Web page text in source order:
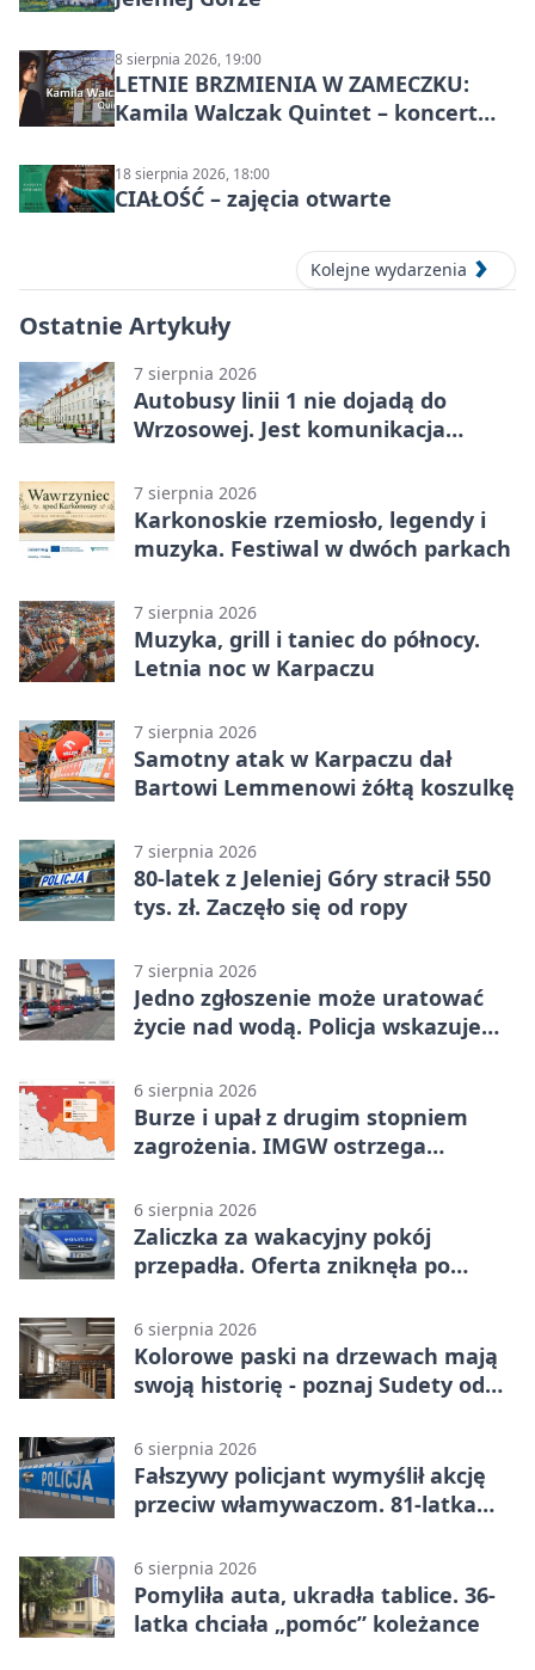
8 sierpnia 2026, 19:00
LETNIE BRZMIENIA W ZAMECZKU:
Kamila Walczak Quintet – koncert
18 sierpnia 2026, 18:00
CIAŁOŚĆ – zajęcia otwarte
Kolejne wydarzenia
Ostatnie Artykuły
7 sierpnia 2026
Autobusy linii 1 nie dojadą do
Wrzosowej. Jest komunikacja
7 sierpnia 2026
Karkonoskie rzemiosło, legendy i
muzyka. Festiwal w dwóch parkach
7 sierpnia 2026
Muzyka, grill i taniec do północy.
Letnia noc w Karpaczu
7 sierpnia 2026
Samotny atak w Karpaczu dał
Bartowi Lemmenowi żółtą koszulkę
7 sierpnia 2026
80-latek z Jeleniej Góry stracił 550
tys. zł. Zaczęło się od ropy
7 sierpnia 2026
Jedno zgłoszenie może uratować
życie nad wodą. Policja wskazuje
6 sierpnia 2026
Burze i upał z drugim stopniem
zagrożenia. IMGW ostrzega
6 sierpnia 2026
Zaliczka za wakacyjny pokój
przepadła. Oferta zniknęła po
6 sierpnia 2026
Kolorowe paski na drzewach mają
swoją historię - poznaj Sudety od
6 sierpnia 2026
Fałszywy policjant wymyślił akcję
przeciw włamywaczom. 81-latka
6 sierpnia 2026
Pomyliła auta, ukradła tablice. 36-
latka chciała „pomóc” koleżance